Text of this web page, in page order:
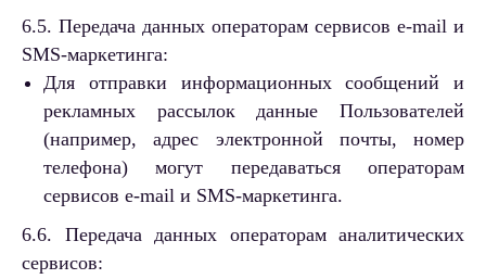
6.5. Передача данных операторам сервисов e-mail и
SMS-маркетинга:
Для отправки информационных сообщений и
рекламных рассылок данные Пользователей
(например, адрес электронной почты, номер
телефона) могут передаваться операторам
сервисов e-mail и SMS-маркетинга.
6.6. Передача данных операторам аналитических
сервисов: